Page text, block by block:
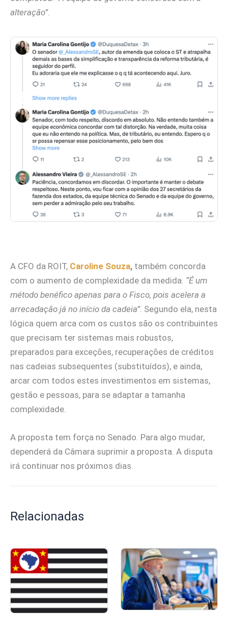
alteração”.
A CFO da ROIT, Caroline Souza, também concorda
com o aumento de complexidade da medida. “É um
método benéfico apenas para o Fisco, pois acelera a
arrecadação já no início da cadeia”. Segundo ela, nesta
lógica quem arca com os custos são os contribuintes
que precisam ter sistemas mais robustos,
preparados para exceções, recuperações de créditos
nas cadeias subsequentes (substituídos), e ainda,
arcar com todos estes investimentos em sistemas,
gestão e pessoas, para se adaptar a tamanha
complexidade.
A proposta tem força no Senado. Para algo mudar,
dependerá da Câmara suprimir a proposta. A disputa
irá continuar nos próximos dias.
Relacionadas